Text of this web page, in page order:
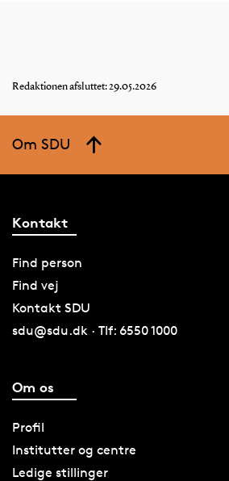
Redaktionen afsluttet: 29.05.2026
Om SDU
Kontakt
Find person
Find vej
Kontakt SDU
sdu@sdu.dk · Tlf: 6550 1000
Om os
Profil
Institutter og centre
Ledige stillinger